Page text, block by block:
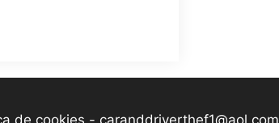
de cookies - caranddriverthef1@aol.com